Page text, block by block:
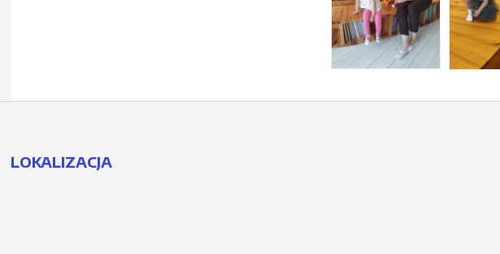
LOKALIZACJA